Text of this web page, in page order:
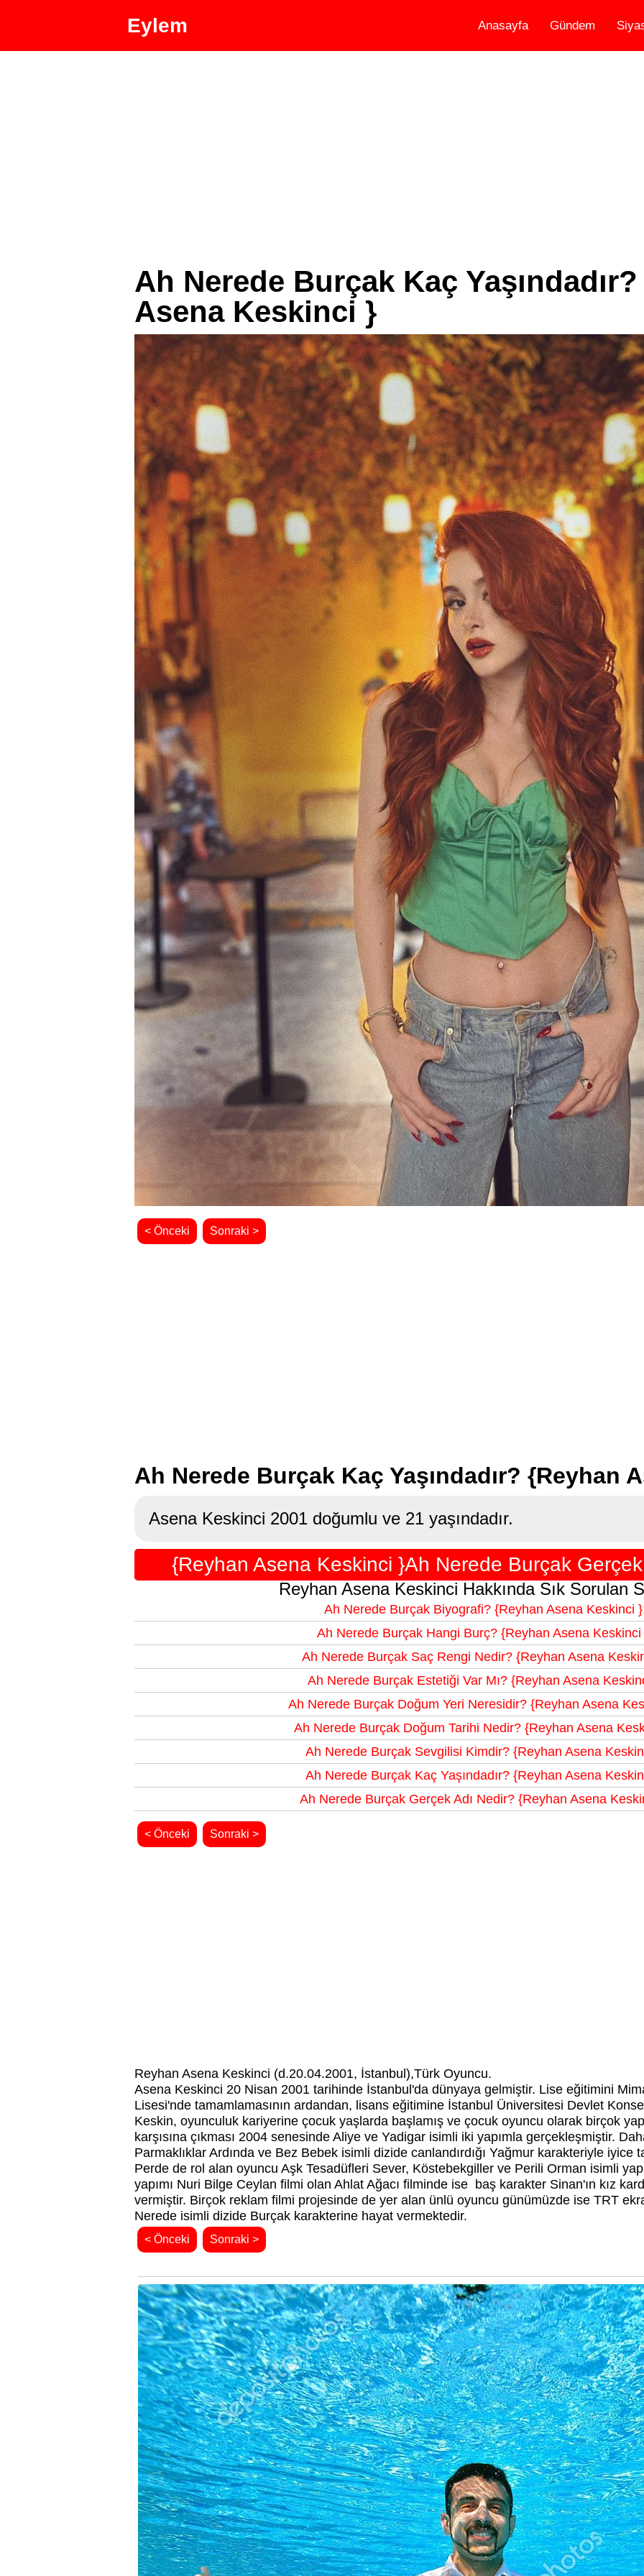
Eylem Anasayfa Gündem
Ah Nerede Burçak Kaç
Asena Keskinci }
< Önceki Sonraki >
Ah Nerede Burçak Kaç Yaşındadır? {Reyhan
Asena Keskinci 2001 doğumlu ve 21 yaşındadır.
{Reyhan Asena Keskinci }Ah Nerede Burçak
Reyhan Asena Keskinci Hakkında Sık Sorulan
Ah Nerede Burçak Biyografi? {Reyhan Asena Keskinci }
Ah Nerede Burçak Hangi Burç? {Reyhan Asena Keskinci
Ah Nerede Burçak Saç Rengi Nedir? {Reyhan Asena
Ah Nerede Burçak Estetiği Var Mı? {Reyhan Asena
Ah Nerede Burçak Doğum Yeri Neresidir? {Reyhan Asena
Ah Nerede Burçak Doğum Tarihi Nedir? {Reyhan Asena
Ah Nerede Burçak Sevgilisi Kimdir? {Reyhan Asena
Ah Nerede Burçak Kaç Yaşındadır? {Reyhan Asena
Ah Nerede Burçak Gerçek Adı Nedir? {Reyhan Asena
< Önceki Sonraki >
Reyhan Asena Keskinci (d.20.04.2001, İstanbul),Türk Oyuncu.
Asena Keskinci 20 Nisan 2001 tarihinde İstanbul'da dünyaya gelmiştir. Lise eğitimini
Lisesi'nde tamamlamasının ardandan, lisans eğitimine İstanbul Üniversitesi Devlet
Keskin, oyunculuk kariyerine çocuk yaşlarda başlamış ve çocuk oyuncu olarak birçok
karşısına çıkması 2004 senesinde Aliye ve Yadigar isimli iki yapımla gerçekleşmiştir.
Parmaklıklar Ardında ve Bez Bebek isimli dizide canlandırdığı Yağmur karakteriyle iyice
Perde de rol alan oyuncu Aşk Tesadüfleri Sever, Köstebekgiller ve Perili Orman isimli
yapımı Nuri Bilge Ceylan filmi olan Ahlat Ağacı filminde ise baş karakter Sinan'ın kız
vermiştir. Birçok reklam filmi projesinde de yer alan ünlü oyuncu günümüzde ise TRT
Nerede isimli dizide Burçak karakterine hayat vermektedir.
< Önceki Sonraki >